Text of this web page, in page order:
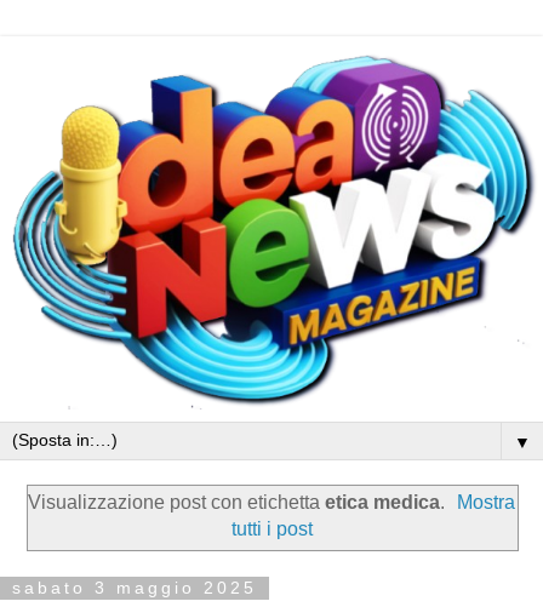
▼
Visualizzazione post con etichetta etica medica.
Mostra
tutti i post
sabato 3 maggio 2025